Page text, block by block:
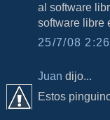
al software
software libre
25/7/08
Juan dijo...
Estos